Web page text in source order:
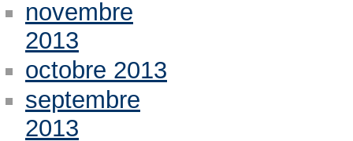
novembre
2013
octobre 2013
septembre
2013